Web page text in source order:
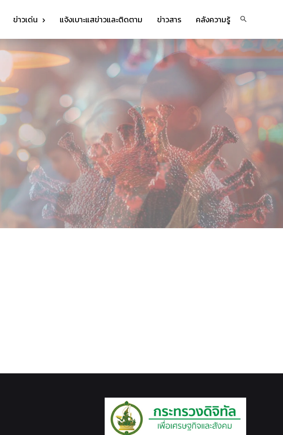
ข่าวเด่น แจ้งเบาะแสข่าวและติดตาม ข่าวสาร คลังความรู้